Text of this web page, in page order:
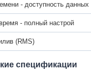
- доступность данных
- полный настрой
(RMS)
спецификации